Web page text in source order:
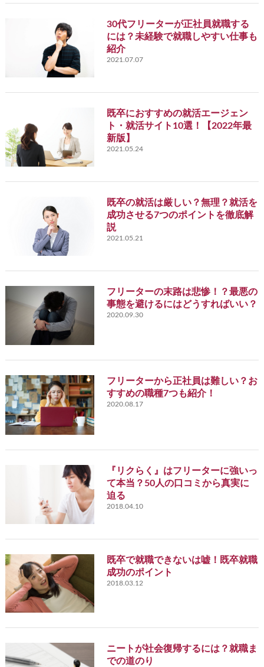
30代フリーターが正社員就職する
には？未経験で就職しやすい仕事も
紹介
2021.07.07
既卒におすすめの就活エージェン
ト・就活サイト10選！【2022年最
新版】
2021.05.24
既卒の就活は厳しい？無理？就活を
成功させる7つのポイントを徹底解
説
2021.05.21
フリーターの末路は悲惨！？最悪の
事態を避けるにはどうすればいい？
2020.09.30
フリーターから正社員は難しい？お
すすめの職種7つも紹介！
2020.08.17
『リクらく』はフリーターに強いっ
て本当？50人の口コミから真実に
迫る
2018.04.10
既卒で就職できないは嘘！既卒就職
成功のポイント
2018.03.12
ニートが社会復帰するには？就職ま
での道のり